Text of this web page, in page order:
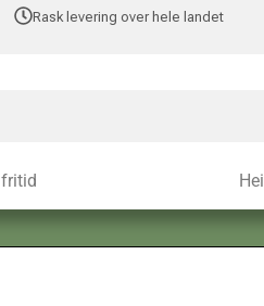
Rask levering over hele landet